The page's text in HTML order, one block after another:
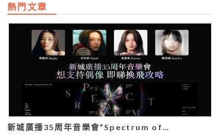
熱門文章
新城廣播35周年音樂會“Spectrum of…